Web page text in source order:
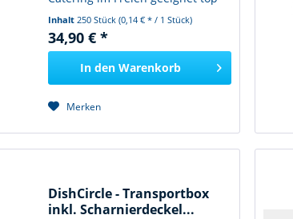
Stück / Karton
Inhalt250 Stück(0,14 € * / 1 Stück)
34,90 € *
In den Warenkorb
Merken
DishCircle - Transportbox
inkl. Scharnierdeckel...